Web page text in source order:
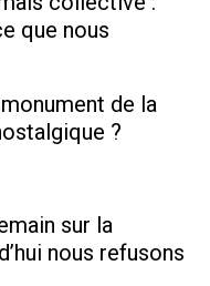
que nous
de la
?
sur la
nous refusons